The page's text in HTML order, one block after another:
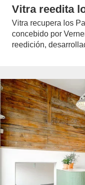
Vitra reedita
Vitra recupera los
concebido por
reedición,